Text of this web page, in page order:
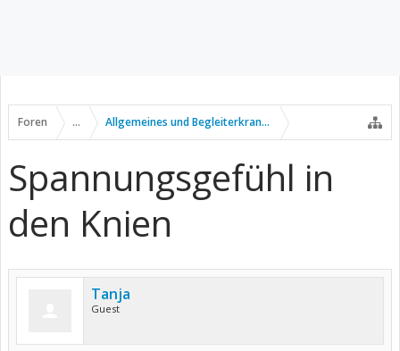
Foren ... Allgemeines und Begleiterkrankungen
Spannungsgefühl in
den Knien
Tanja
Guest